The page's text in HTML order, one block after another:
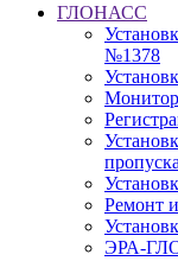
ГЛОНАСС
№1378
Ремонт
ЭРА-